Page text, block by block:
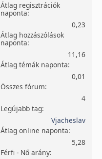
Átlag regisztrációk
naponta:
0,23
Átlag hozzászólások
naponta:
11,16
Átlag témák naponta:
0,01
Összes fórum:
4
Legújabb tag:
Vjacheslav
Átlag online naponta:
5,28
Férfi - Nő arány: